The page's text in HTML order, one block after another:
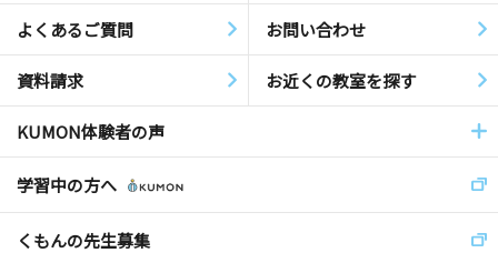
よくあるご質問 お問い合わせ
資料請求 お近くの教室を探す
KUMON体験者の声
学習中の方へ
くもんの先生募集